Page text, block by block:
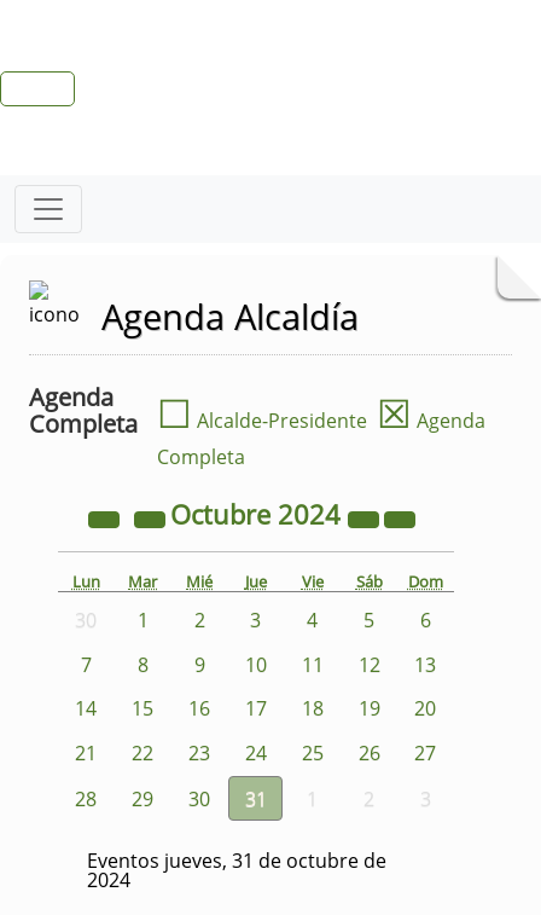
Agenda Alcaldía
Agenda
Completa
☐ Alcalde-Presidente ☒ Agenda
Completa
Octubre 2024
Lun Mar Mié Jue Vie Sáb Dom
30 1 2 3 4 5
6
7
8 9 10 11 12
13
14
15 16 17 18 19
20
21
22 23 24 25 26
27
28
29 30 31 1 2 3
Eventos jueves, 31 de octubre de
2024